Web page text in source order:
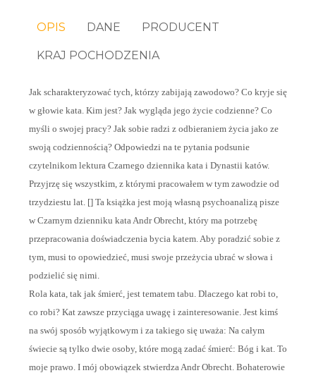
OPIS DANE PRODUCENT
KRAJ POCHODZENIA
Jak scharakteryzować tych, którzy zabijają zawodowo? Co kryje się
w głowie kata. Kim jest? Jak wygląda jego życie codzienne? Co
myśli o swojej pracy? Jak sobie radzi z odbieraniem życia jako ze
swoją codziennością? Odpowiedzi na te pytania podsunie
czytelnikom lektura Czarnego dziennika kata i Dynastii katów.
Przyjrzę się wszystkim, z którymi pracowałem w tym zawodzie od
trzydziestu lat. [] Ta książka jest moją własną psychoanalizą pisze
w Czarnym dzienniku kata Andr Obrecht, który ma potrzebę
przepracowania doświadczenia bycia katem. Aby poradzić sobie z
tym, musi to opowiedzieć, musi swoje przeżycia ubrać w słowa i
podzielić się nimi.
Rola kata, tak jak śmierć, jest tematem tabu. Dlaczego kat robi to,
co robi? Kat zawsze przyciąga uwagę i zainteresowanie. Jest kimś
na swój sposób wyjątkowym i za takiego się uważa: Na całym
świecie są tylko dwie osoby, które mogą zadać śmierć: Bóg i kat. To
moje prawo. I mój obowiązek stwierdza Andr Obrecht. Bohaterowie